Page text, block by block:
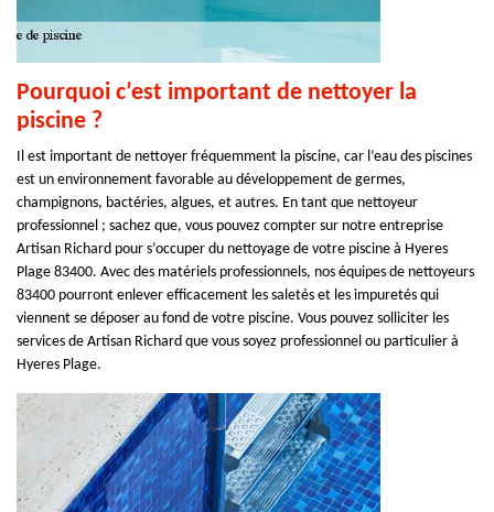
Pourquoi c’est important de nettoyer la
piscine ?
Il est important de nettoyer fréquemment la piscine, car l’eau des piscines
est un environnement favorable au développement de germes,
champignons, bactéries, algues, et autres. En tant que nettoyeur
professionnel ; sachez que, vous pouvez compter sur notre entreprise
Artisan Richard pour s’occuper du nettoyage de votre piscine à Hyeres
Plage 83400. Avec des matériels professionnels, nos équipes de nettoyeurs
83400 pourront enlever efficacement les saletés et les impuretés qui
viennent se déposer au fond de votre piscine. Vous pouvez solliciter les
services de Artisan Richard que vous soyez professionnel ou particulier à
Hyeres Plage.